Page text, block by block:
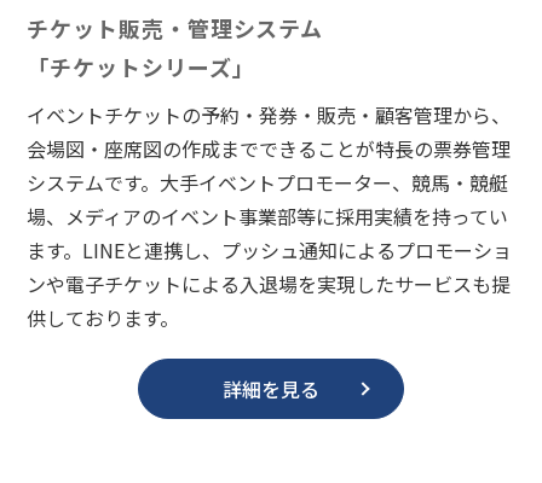
チケット販売・管理システム
「チケットシリーズ」
イベントチケットの予約・発券・販売・顧客管理から、
会場図・座席図の作成までできることが特長の票券管理
システムです。大手イベントプロモーター、競馬・競艇
場、メディアのイベント事業部等に採用実績を持ってい
ます。LINEと連携し、プッシュ通知によるプロモーショ
ンや電子チケットによる入退場を実現したサービスも提
供しております。
詳細を見る